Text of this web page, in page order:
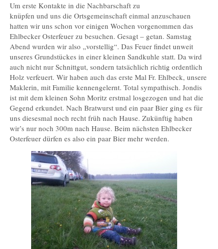
Um erste Kontakte in die Nachbarschaft zu
knüpfen und uns die Ortsgemeinschaft einmal anzuschauen
hatten wir uns schon vor einigen Wochen vorgenommen das
Ehlbecker Osterfeuer zu besuchen. Gesagt – getan. Samstag
Abend wurden wir also „vorstellig“. Das Feuer findet unweit
unseres Grundstückes in einer kleinen Sandkuhle statt. Da wird
auch nicht nur Schnittgut, sondern tatsächlich richtig ordentlich
Holz verfeuert. Wir haben auch das erste Mal Fr. Ehlbeck, unsere
Maklerin, mit Familie kennengelernt. Total sympathisch. Jondis
ist mit dem kleinen Sohn Moritz erstmal losgezogen und hat die
Gegend erkundet. Nach Bratwurst und ein paar Bier ging es für
uns diesesmal noch recht früh nach Hause. Zukünftig haben
wir’s nur noch 300m nach Hause. Beim nächsten Ehlbecker
Osterfeuer dürfen es also ein paar Bier mehr werden.